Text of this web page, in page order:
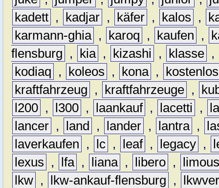
kadett , kadjar , käfer , kalos ,
karmann-ghia , karoq , kaufen ,
flensburg
, kia , kizashi , klasse ,
kodiaq
, koleos , kona ,
kostenlos
kraftfahrzeug
, kraftfahrzeuge ,
l200 , l300 , laankauf , lacetti ,
lancer , land , lander , lantra ,
laverkaufen
, lc , leaf , legacy ,
lexus
, lfa , liana , libero ,
lkw , lkw-ankauf-flensburg ,